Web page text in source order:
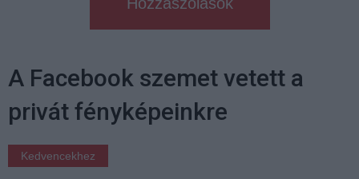
A Facebook szemet vetett a
privát fényképeinkre
Kedvencekhez